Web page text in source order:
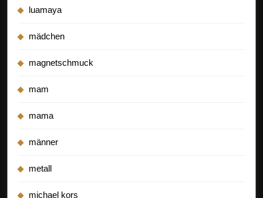
luamaya
mädchen
magnetschmuck
mam
mama
männer
metall
michael kors